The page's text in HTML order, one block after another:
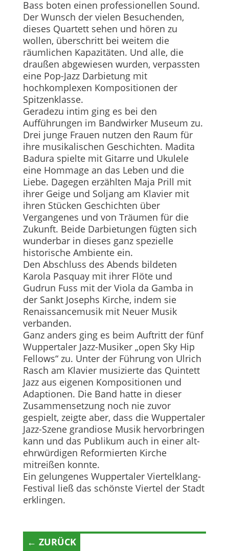
Bass boten einen professionellen Sound.
Der Wunsch der vielen Besuchenden,
dieses Quartett sehen und hören zu
wollen, überschritt bei weitem die
räumlichen Kapazitäten. Und alle, die
draußen abgewiesen wurden, verpassten
eine Pop-Jazz Darbietung mit
hochkomplexen Kompositionen der
Spitzenklasse.
Geradezu intim ging es bei den
Aufführungen im Bandwirker Museum zu.
Drei junge Frauen nutzen den Raum für
ihre musikalischen Geschichten. Madita
Badura spielte mit Gitarre und Ukulele
eine Hommage an das Leben und die
Liebe. Dagegen erzählten Maja Prill mit
ihrer Geige und Soljang am Klavier mit
ihren Stücken Geschichten über
Vergangenes und von Träumen für die
Zukunft. Beide Darbietungen fügten sich
wunderbar in dieses ganz spezielle
historische Ambiente ein.
Den Abschluss des Abends bildeten
Karola Pasquay mit ihrer Flöte und
Gudrun Fuss mit der Viola da Gamba in
der Sankt Josephs Kirche, indem sie
Renaissancemusik mit Neuer Musik
verbanden.
Ganz anders ging es beim Auftritt der fünf
Wuppertaler Jazz-Musiker „open Sky Hip
Fellows“ zu. Unter der Führung von Ulrich
Rasch am Klavier musizierte das Quintett
Jazz aus eigenen Kompositionen und
Adaptionen. Die Band hatte in dieser
Zusammensetzung noch nie zuvor
gespielt, zeigte aber, dass die Wuppertaler
Jazz-Szene grandiose Musik hervorbringen
kann und das Publikum auch in einer alt-
ehrwürdigen Reformierten Kirche
mitreißen konnte.
Ein gelungenes Wuppertaler Viertelklang-
Festival ließ das schönste Viertel der Stadt
erklingen.
← ZURÜCK